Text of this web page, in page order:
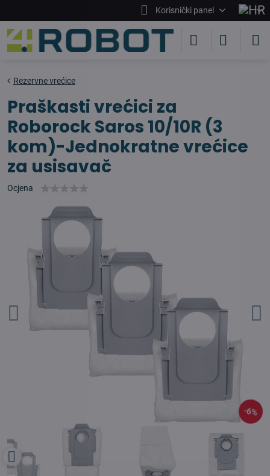
Korisnički panel
6%
Rezervne vrećice
Praškasti vrećici za
Roborock Saros 10/10R (3
kom)-Jednokratne vrećice
za usisavač
Ocjena